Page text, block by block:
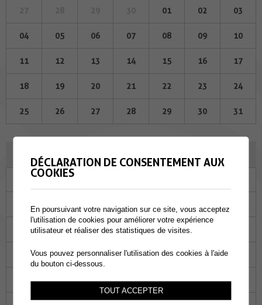
01 02 03
04 05 06 07 08 09 10
11 12 13 14 15 16 17
18 19 20 21 22 23 24
25 26 27 28 29 30 31
Ma
04 05
09 10 11 12
16 17 18 19 20
23 24 25 26 27
DÉCLARATION DE CONSENTEMENT AUX
COOKIES
En poursuivant votre navigation sur ce site, vous acceptez
l'utilisation de cookies pour améliorer votre expérience
utilisateur et réaliser des statistiques de visites.
Vous pouvez personnaliser l'utilisation des cookies à l'aide
du bouton ci-dessous.
TOUT ACCEPTER